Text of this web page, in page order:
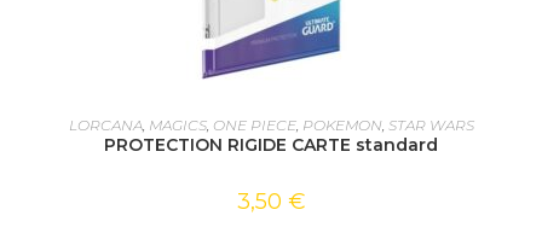
AJOUTER AU PANIER
LORCANA, MAGICS, ONE PIECE, POKEMON, STAR WARS
PROTECTION RIGIDE CARTE standard
3,50 €